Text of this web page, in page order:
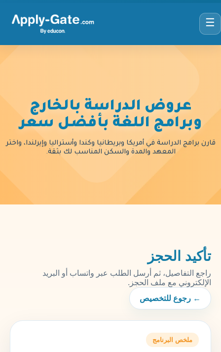
☰
عروض الدراسة بالخارج
وبرامج اللغة بأفضل سعر
قارن برامج الدراسة في أمريكا وبريطانيا وكندا وأستراليا وإيرلندا، واختر
المعهد والمدة والسكن المناسب لك بثقة.
تأكيد الحجز
راجع التفاصيل، ثم أرسل الطلب عبر واتساب أو البريد
الإلكتروني مع ملف الحجز.
← رجوع للتخصيص
ملخص البرنامج